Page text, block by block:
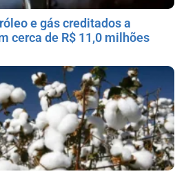
e gás creditados a
cerca de R$ 11,0 milhões